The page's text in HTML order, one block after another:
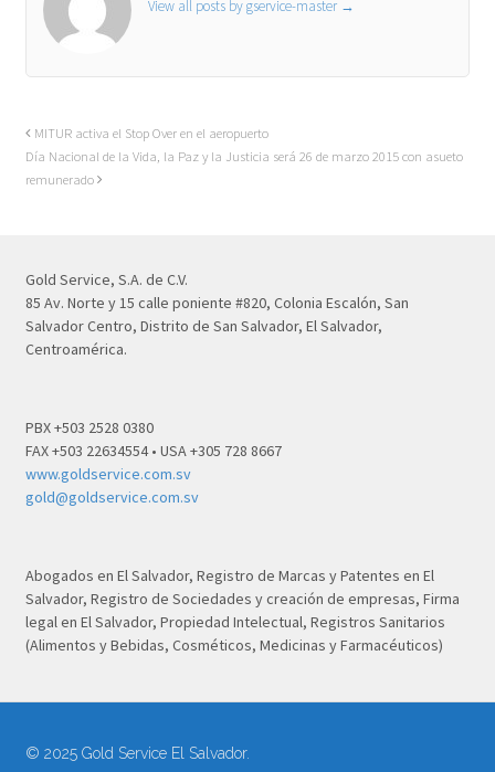
View all posts by gservice-master →
MITUR activa el Stop Over en el aeropuerto
Día Nacional de la Vida, la Paz y la Justicia será 26 de marzo 2015 con asueto
remunerado
Gold Service, S.A. de C.V.
85 Av. Norte y 15 calle poniente #820, Colonia Escalón, San
Salvador Centro, Distrito de San Salvador, El Salvador,
Centroamérica.
PBX +503 2528 0380
FAX +503 22634554 • USA +305 728 8667
www.goldservice.com.sv
gold@goldservice.com.sv
Abogados en El Salvador, Registro de Marcas y Patentes en El
Salvador, Registro de Sociedades y creación de empresas, Firma
legal en El Salvador, Propiedad Intelectual, Registros Sanitarios
(Alimentos y Bebidas, Cosméticos, Medicinas y Farmacéuticos)
© 2025 Gold Service El Salvador.